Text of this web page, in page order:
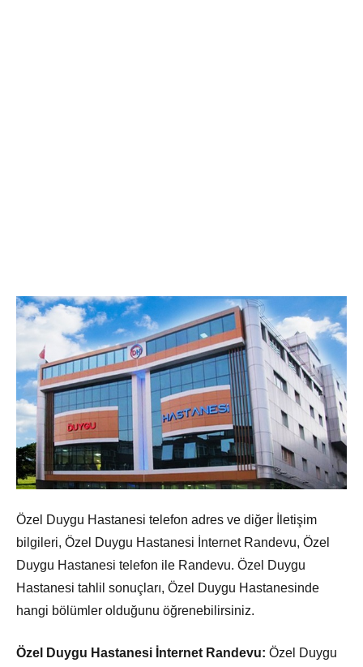
Özel Duygu Hastanesi telefon adres ve diğer İletişim
bilgileri, Özel Duygu Hastanesi İnternet Randevu, Özel
Duygu Hastanesi telefon ile Randevu. Özel Duygu
Hastanesi tahlil sonuçları, Özel Duygu Hastanesinde
hangi bölümler olduğunu öğrenebilirsiniz.
Özel Duygu Hastanesi İnternet Randevu: Özel Duygu